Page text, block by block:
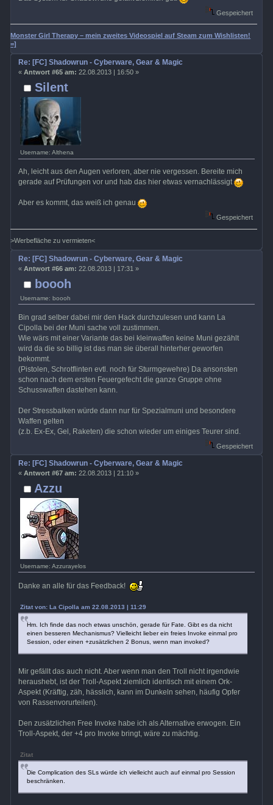
Gespeichert
Monster Girl Therapy – mein zweites Videospiel auf Steam zum Wishlisten!
=]
Silent
Username: Althena
Re: [FC] Shadowrun - Cyberware, Gear & Magic
« Antwort #65 am: 22.08.2013 | 16:50 »
Ah, leicht aus den Augen verloren, aber nie vergessen. Bereite mich
gerade auf Prüfungen vor und hab das hier etwas vernachlässigt
Aber es kommt, das weiß ich genau
Gespeichert
>Werbefläche zu vermieten<
boooh
Username: boooh
Re: [FC] Shadowrun - Cyberware, Gear & Magic
« Antwort #66 am: 22.08.2013 | 17:31 »
Bin grad selber dabei mir den Hack durchzulesen und kann La
Cipolla bei der Muni sache voll zustimmen.
Wie wärs mit einer Variante das bei kleinwaffen keine Muni gezählt
wird da die so billig ist das man sie überall hinterher geworfen
bekommt.
(Pistolen, Schrotflinten evtl. noch für Sturmgewehre) Da ansonsten
schon nach dem ersten Feuergefecht die ganze Gruppe ohne
Schusswaffen dastehen kann.
Der Stressbalken würde dann nur für Spezialmuni und besondere
Waffen gelten
(z.b. Ex-Ex, Gel, Raketen) die schon wieder um einiges Teurer sind.
Gespeichert
Azzu
Username: Azzurayelos
Re: [FC] Shadowrun - Cyberware, Gear & Magic
« Antwort #67 am: 22.08.2013 | 21:10 »
Danke an alle für das Feedback!
Zitat von: La Cipolla am 22.08.2013 | 11:29
Hm. Ich finde das noch etwas unschön, gerade für Fate. Gibt es da nicht
einen besseren Mechanismus? Vielleicht lieber ein freies Invoke einmal pro
Session, oder einen +zusätzlichen 2 Bonus, wenn man invoked?
Mir gefällt das auch nicht. Aber wenn man den Troll nicht irgendwie
heraushebt, ist der Troll-Aspekt ziemlich identisch mit einem Ork-
Aspekt (Kräftig, zäh, hässlich, kann im Dunkeln sehen, häufig Opfer
von Rassenvorurteilen).
Den zusätzlichen Free Invoke habe ich als Alternative erwogen. Ein
Troll-Aspekt, der +4 pro Invoke bringt, wäre zu mächtig.
Zitat
Die Complication des SLs würde ich vielleicht auch auf einmal pro Session
beschränken.